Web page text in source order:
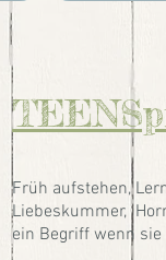
Früh aufstehen,
Liebeskummer,
ein Begriff wenn sie